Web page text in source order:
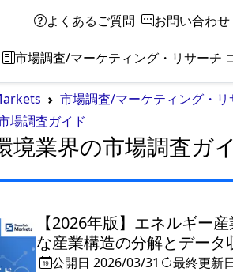
よくあるご質問 お問い合わせ
市場調査/マーケティング・リサーチ
市場調査/マーケティング・リ
場調査ガイド
境業界の市場調査ガ
【2026年版】エネルギー
な産業構造の分解とデータ
公開日 2026/03/31 最終更新